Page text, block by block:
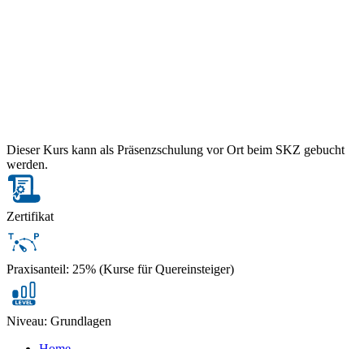
Dieser Kurs kann als Präsenzschulung vor Ort beim SKZ gebucht
werden.
Zertifikat
Praxisanteil: 25% (Kurse für Quereinsteiger)
Niveau: Grundlagen